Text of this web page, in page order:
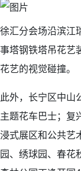
徐汇分会场沿滨江
事塔钢铁塔吊花艺
花艺的视觉碰撞。
此外，长宁区中山
主题花车巴士；复
浸式展区和公共艺
园、绣球园、春花